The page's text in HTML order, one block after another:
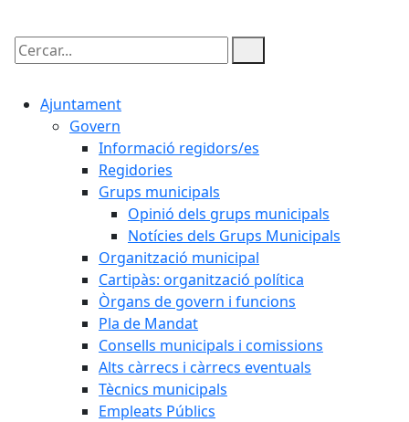
Cercar:
Ajuntament
Govern
Informació regidors/es
Regidories
Grups municipals
Opinió dels grups municipals
Notícies dels Grups Municipals
Organització municipal
Cartipàs: organització política
Òrgans de govern i funcions
Pla de Mandat
Consells municipals i comissions
Alts càrrecs i càrrecs eventuals
Tècnics municipals
Empleats Públics